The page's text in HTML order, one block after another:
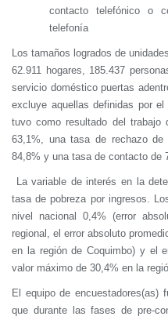
contacto telefónico o
telefonía
Los tamaños logrados de
62.911 hogares, 185.437
servicio doméstico puertas
excluye aquellas definidas por
tuvo como resultado del
63,1%, una tasa de rechazo
84,8% y una tasa de contacto de
La variable de interés en la
tasa de pobreza por ingresos.
nivel nacional 0,4% (error
regional, el error absoluto
en la región de Coquimbo) y el
valor máximo de 30,4% en la
El equipo de encuestadores(as)
que durante las fases de pre-